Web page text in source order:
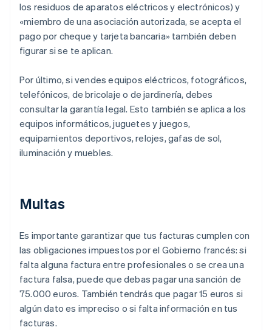
los residuos de aparatos eléctricos y electrónicos) y
«miembro de una asociación autorizada, se acepta el
pago por cheque y tarjeta bancaria» también deben
figurar si se te aplican.
Por último, si vendes equipos eléctricos, fotográficos,
telefónicos, de bricolaje o de jardinería, debes
consultar la garantía legal. Esto también se aplica a los
equipos informáticos, juguetes y juegos,
equipamientos deportivos, relojes, gafas de sol,
iluminación y muebles.
Multas
Es importante garantizar que tus facturas cumplen con
las obligaciones impuestos por el Gobierno francés: si
falta alguna factura entre profesionales o se crea una
factura falsa, puede que debas pagar una sanción de
75.000 euros. También tendrás que pagar 15 euros si
algún dato es impreciso o si falta información en tus
facturas.